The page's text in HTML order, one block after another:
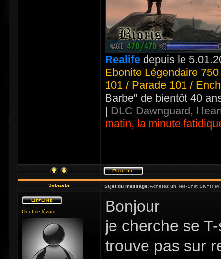
Realife depuis le
Ebonite Légendaire
101 / Parade 101 /
Barbe" de bientôt 40
| DLC Dawnguard,
matin, la minute
Sebizebi Sujet du message:Achetez un Tee-Shirt SKYRIM
Oeuf de lézard
Bonjour
je cherche se
trouve pas sur